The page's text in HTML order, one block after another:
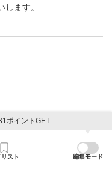
ます。
したが、なかなか楽に
で通っていたので認識
した。
きましたが、非常に丁
ポイントGET
スト 編集モード